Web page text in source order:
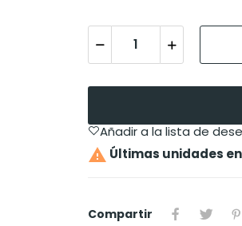
Añadir a la lista de
 Últimas unidades
Compartir